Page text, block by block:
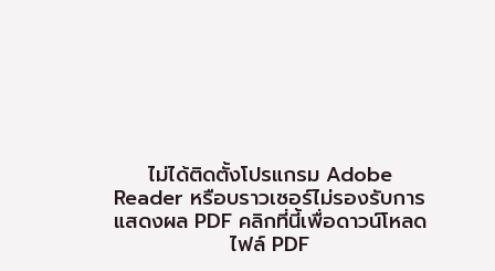
ไม่ได้ติดตั้งโปรแกรม Adobe
Reader หรือบราวเซอร์ไม่รองรับการ
แสดงผล PDF คลิกที่นี้เพื่อดาวน์โหลด
ไฟล์ PDF